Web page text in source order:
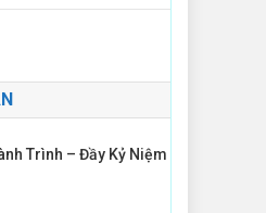
Trình – Đầy Kỷ Niệm